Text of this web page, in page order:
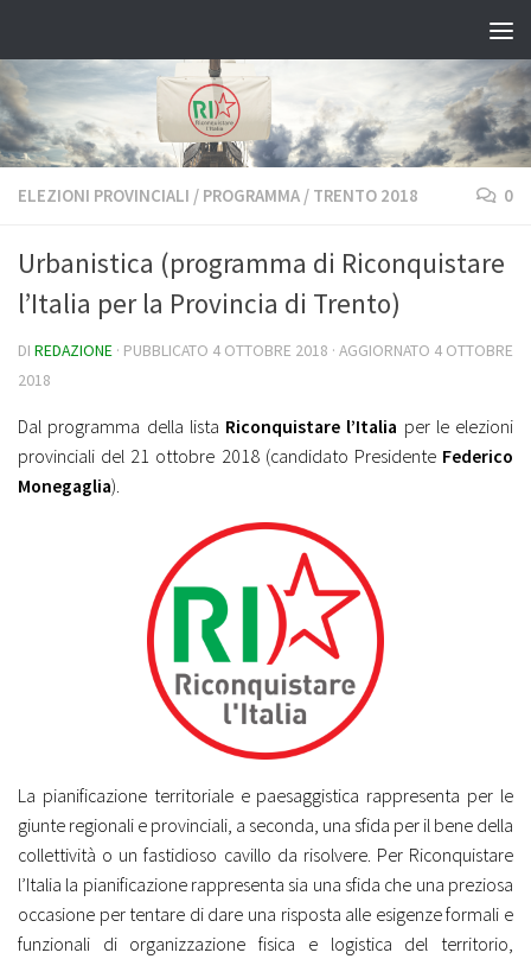
ELEZIONI PROVINCIALI / PROGRAMMA / TRENTO 2018 0
Urbanistica (programma di Riconquistare
l’Italia per la Provincia di Trento)
DI REDAZIONE · PUBBLICATO 4 OTTOBRE 2018 · AGGIORNATO 4 OTTOBRE
2018
Dal programma della lista Riconquistare l’Italia per le elezioni
provinciali del 21 ottobre 2018 (candidato Presidente Federico
Monegaglia).
La pianificazione territoriale e paesaggistica rappresenta per le
giunte regionali e provinciali, a seconda, una sfida per il bene della
collettività o un fastidioso cavillo da risolvere. Per Riconquistare
l’Italia la pianificazione rappresenta sia una sfida che una preziosa
occasione per tentare di dare una risposta alle esigenze formali e
funzionali di organizzazione fisica e logistica del territorio,